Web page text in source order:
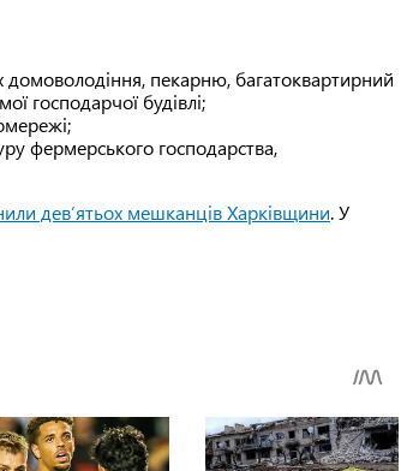
пекарню, багатоквартирний
господарчої будівлі;
фермерського господарства,
девʼятьох мешканців Харківщини. У